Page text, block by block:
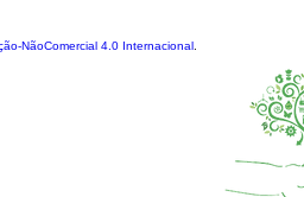
NãoComercial 4.0 Internacional